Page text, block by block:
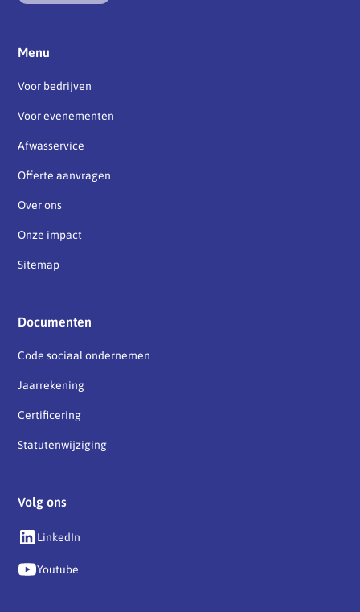
Menu
Voor bedrijven
Voor evenementen
Afwasservice
Offerte aanvragen
Over ons
Onze impact
Sitemap
Documenten
Code sociaal ondernemen
Jaarrekening
Certificering
Statutenwijziging
Volg ons
LinkedIn
Youtube